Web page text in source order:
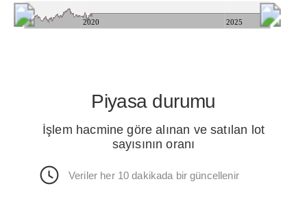
2020 2025
Piyasa durumu
İşlem hacmine göre alınan ve satılan lot
sayısının oranı
Veriler her 10 dakikada bir güncellenir